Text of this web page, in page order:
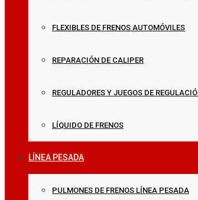
FLEXIBLES DE FRENOS AUTOMÓVILES
REPARACIÓN DE CALIPER
REGULADORES Y JUEGOS DE
LÍQUIDO DE FRENOS
LÍNEA PESADA
PULMONES DE FRENOS LÍNEA PESADA